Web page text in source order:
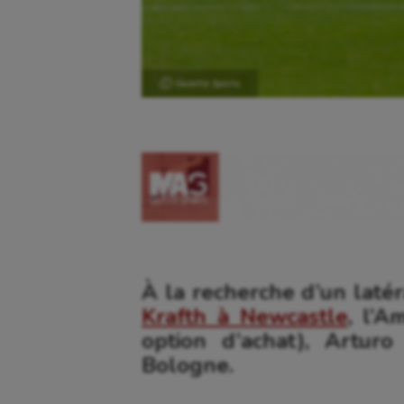
Ⓒ Gazette Sports
À la recherche d’un
Krafth à Newcastle,
option d’achat),
Bologne.